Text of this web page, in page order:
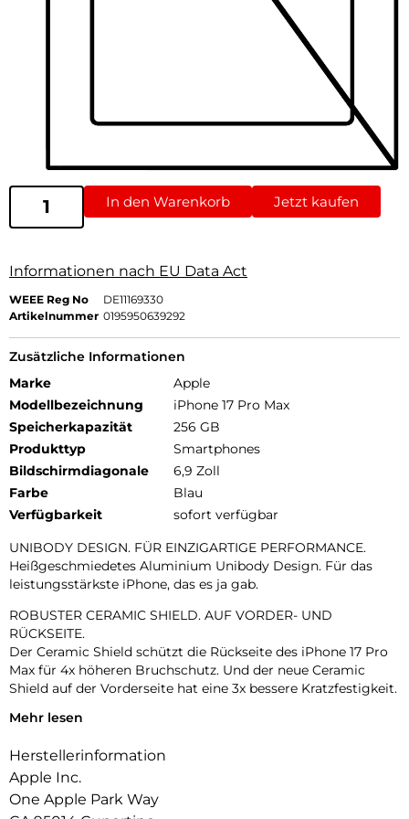
In den Warenkorb Jetzt kaufen
Informationen nach EU Data Act
WEEE Reg No
DE11169330
Artikelnummer 0195950639292
Zusätzliche Informationen
Marke
Apple
Modellbezeichnung
iPhone 17 Pro Max
Speicherkapazität
256 GB
Produkttyp
Smartphones
Bildschirmdiagonale
6,9 Zoll
Farbe
Blau
Verfügbarkeit
sofort verfügbar
UNIBODY DESIGN. FÜR EINZIGARTIGE PERFORMANCE.
Heißgeschmiedetes Aluminium Unibody Design. Für das
leistungsstärkste iPhone, das es ja gab.
ROBUSTER CERAMIC SHIELD. AUF VORDER- UND
RÜCKSEITE.
Der Ceramic Shield schützt die Rückseite des iPhone 17 Pro
Max für 4x höheren Bruchschutz. Und der neue Ceramic
Shield auf der Vorderseite hat eine 3x bessere Kratzfestigkeit.
DAS ULTIMATIVE PRO KAMERA-SYSTEM.
dem größten Zoombereich, den es je bei einem iPhone gab.
Das ist wie 8 Pro Objektive in deiner Hosentasche.
18MP CENTER STAGE FRONTKAMERA.
Mehr lesen
Herstellerinformation
Apple Inc.
One Apple Park Way